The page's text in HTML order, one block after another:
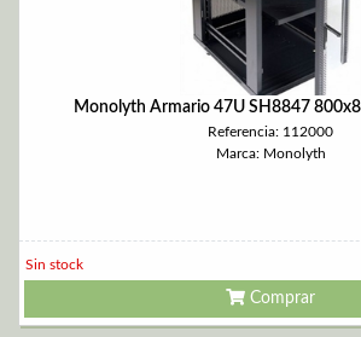
Monolyth Armario 47U SH8847
Referencia: 112000
Marca: Monolyth
Sin stock
Comprar